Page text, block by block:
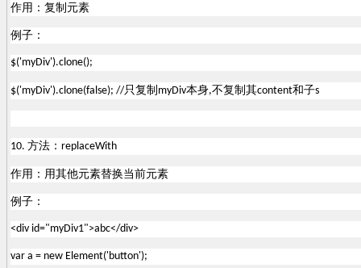
作用：复制元素
例子：
$('myDiv').clone();
$('myDiv').clone(false); //只复制 myDiv本身,不复制其content和子s
10. 方法： replaceWith
作用：用其他元素替换当前元素
例子：
<div id="myDiv1">abc</div>
var a = new Element('button');